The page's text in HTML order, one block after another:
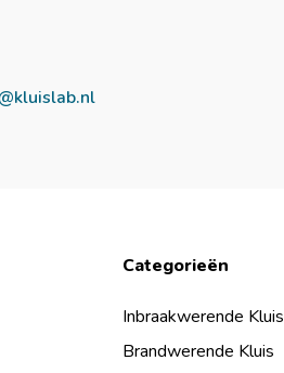
Categorieën
Inbraakwerende Kluis
Brandwerende Kluis